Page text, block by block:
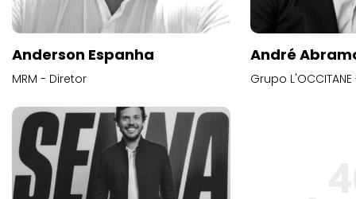
Anderson Espanha
MRM - Diretor
André
Grupo